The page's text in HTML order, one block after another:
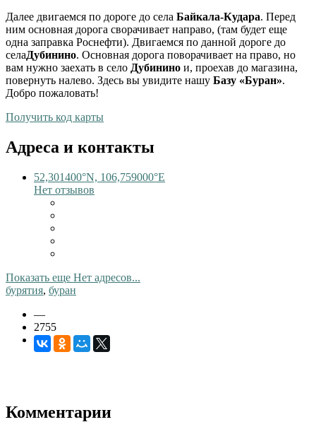
Далее двигаемся по дороге до села Байкала-Кудара. Перед
ним основная дорога сворачивает направо, (там будет еще
одна заправка Роснефти). Двигаемся по данной дороге до
селаДубинино. Основная дорога поворачивает на право, но
вам нужно заехать в село Дубинино и, проехав до магазина,
повернуть налево. Здесь вы увидите нашу Базу «Буран».
Добро пожаловать!
Получить код карты
Адреса и контакты
52,301400°N, 106,759000°E
Нет отзывов
Показать еще Нет адресов...
бурятия, буран
—
2755
Комментарии